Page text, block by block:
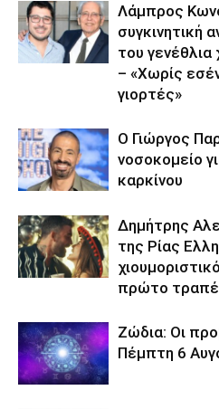
Λάμπρος
συγκινητική
του
– «Χωρίς
γιορτές»
O Γιώργος
νοσοκομείο
καρκίνου
Δημήτρης
της Ρίας
πρώτο
Ζώδια: Οι
Πέμπτη 6